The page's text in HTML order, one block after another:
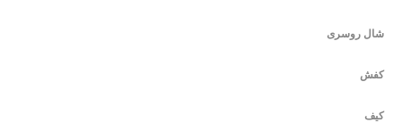
شال روسری
کفش
کیف